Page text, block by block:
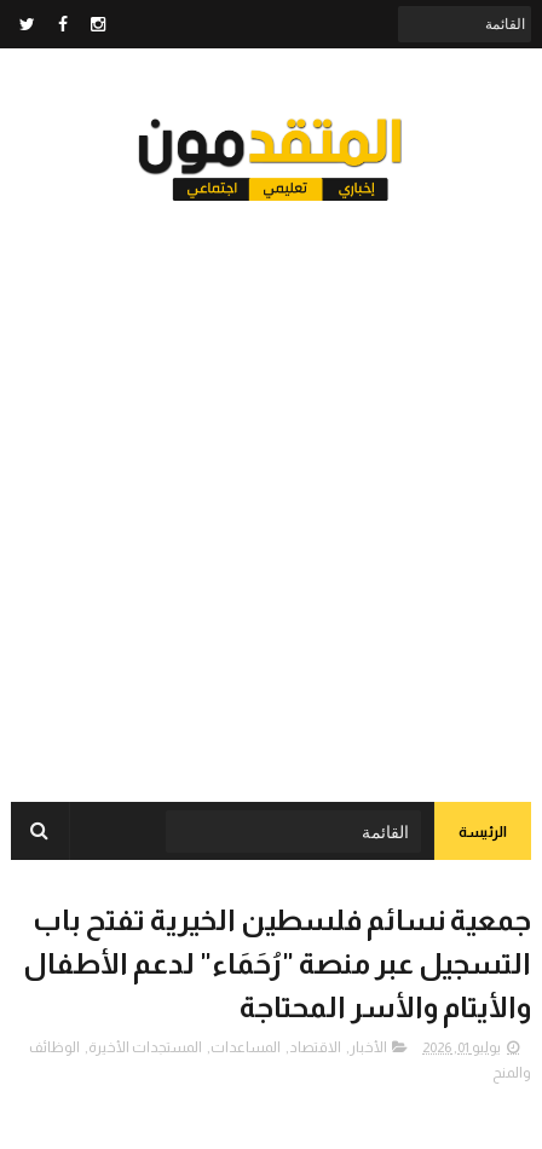
الرئيسة
جمعية نسائم فلسطين الخيرية تفتح باب
التسجيل عبر منصة "رُحَمَاء" لدعم الأطفال
والأيتام والأسر المحتاجة
يوليو 01, 2026 الأخبار , الاقتصاد, المساعدات, المستجدات الأخيرة,
الوظائف
والمنح